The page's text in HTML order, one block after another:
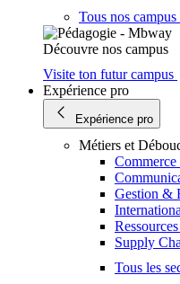
Tous nos campus
Découvre nos campus
Visite ton futur campus
Expérience pro
Expérience pro
Métiers et
Commerce
Gestion &
Supply
Tous les